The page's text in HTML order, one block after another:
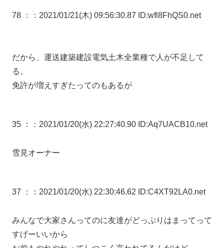
78 ： ：2021/01/21(木) 09:56:30.87 ID:wfl8FhQS0.net
だから、運送建築建設電気土木全業種で人が不足して
る。
免許が増えすぎたってのもあるが
35 ： ：2021/01/20(水) 22:27:40.90 ID:Aq7UACB10.net
雪見オーナー
37 ： ：2021/01/20(水) 22:30:46.62 ID:C4XT92LA0.net
みんなで大家さんってのに友達がどっぷりはまってって
すげーいいから